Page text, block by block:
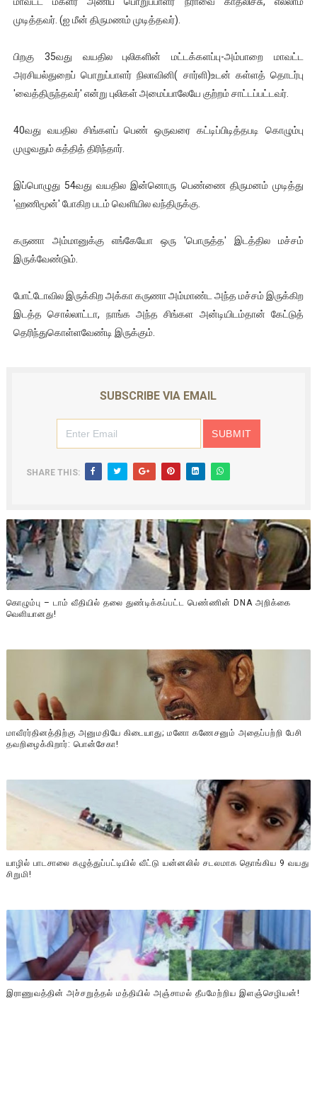
ஐ.நா முன்றலில் சீரற்ற காலநிலையிலும் தமிழின அழிப்பிற்கு
இளையராஜா – கமல் அவசர சந்திப்பு (படங்கள், விடியோ)
ஜனாதிபதி ஐக்கிய நாடுகளின் பொதுச் சபை கூட்டத்தில் இன்று
வலிமை தான் அஜித் திரைப்பயணத்திலே அதிக காலெக்ஷன் செய்த
முடித்தவர். (ஐ மீன் திருமணம் முடித்தவர்).
பிறகு 35வது வயதில புலிகளின் மட்டக்களப்பு-அம்பாறை மாவட்ட
அரசியல்துறைப் பொறுப்பாளர் நிலாவினி( சார்ளி)உடன் கள்ளத் தொடர்பு
'வைத்திருந்தவர்' என்று புலிகள் அமைப்பாலேயே குற்றம் சாட்டப்பட்டவர்.
40வது வயதில சிங்களப் பெண் ஒருவரை கட்டிப்பிடித்தபடி கொழும்பு
முழுவதும் சுத்தித் திரிந்தார்.
இப்பொழுது 54வது வயதில இன்னொரு பெண்ணை திருமனம் முடித்து
'ஹணிமூன்' போகிற படம் வெளியில வந்திருக்கு.
கருணா அம்மானுக்கு எங்கேயோ ஒரு 'பொருத்த' இடத்தில மச்சம்
இருக்வேண்டும்.
போட்டோவில இருக்கிற அக்கா கருணா அம்மாண்ட அந்த மச்சம் இருக்கிற
இடத்த சொல்லாட்டா, நாங்க அந்த சிங்கள அன்டியிடம்தான் கேட்டுத்
தெரிந்துகொள்ளவேண்டி இருக்கும்.
SUBSCRIBE VIA EMAIL
SHARE THIS:
கொழும்பு – டாம் வீதியில் தலை துண்டிக்கப்பட்ட பெண்ணின் DNA அறிக்கை
வௌியானது!
மாவீரர்தினத்திற்கு அனுமதியே கிடையாது; மனோ கணேசனும் அதைப்பற்றி பேசி
தவறிழைக்கிறார்: பொன்சேகா!
யாழில் பாடசாலை கழுத்துப்பட்டியில் வீட்டு யன்னலில் சடலமாக தொங்கிய 9 வயது
சிறுமி!
இராணுவத்தின் அச்சறுத்தல் மத்தியில் அஞ்சாமல் தீபமேற்றிய இளஞ்செழியன்!